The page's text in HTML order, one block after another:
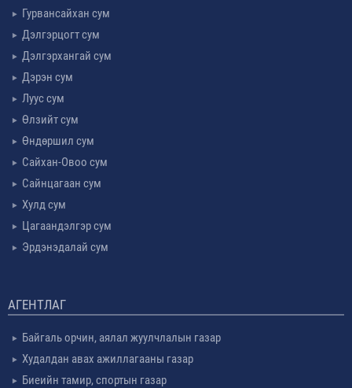
Гурвансайхан сум
Дэлгэрцогт сум
Дэлгэрхангай сум
Дэрэн сум
Луус сум
Өлзийт сум
Өндөршил сум
Сайхан-Овоо сум
Сайнцагаан сум
Хулд сум
Цагаандэлгэр сум
Эрдэнэдалай сум
АГЕНТЛАГ
Байгаль орчин, аялал жуулчлалын газар
Худалдан авах ажиллагааны газар
Биеийн тамир, спортын газар